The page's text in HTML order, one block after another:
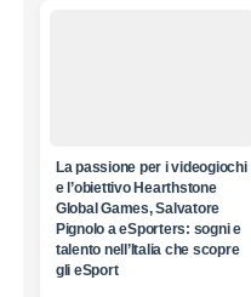
La passione per i videogiochi
e l’obiettivo Hearthstone
Global Games, Salvatore
Pignolo a eSporters: sogni e
talento nell’Italia che scopre
gli eSport